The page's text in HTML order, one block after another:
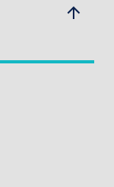
arrow_upwards